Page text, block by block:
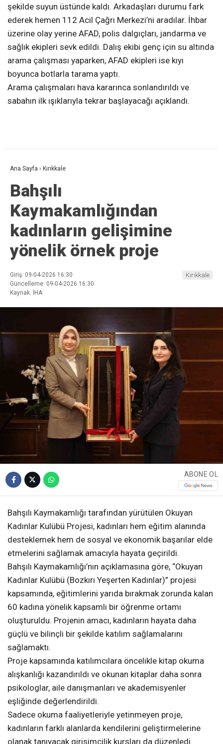
şekilde suyun üstünde kaldı. Arkadaşları durumu fark
ederek hemen 112 Acil Çağrı Merkezi’ni aradılar. İhbar
üzerine olay yerine AFAD, polis dalgıçları, jandarma ve
sağlık ekipleri sevk edildi. Dalış ekibi genç için su altında
arama çalışması yaparken, AFAD ekipleri ise kıyı
boyunca botlarla tarama yaptı.
Arama çalışmaları hava kararınca sonlandırıldı ve
sabahın ilk ışıklarıyla tekrar başlayacağı açıklandı.
Ana Sayfa › Kırıkkale
Bahşılı
Kaymakamlığından
kadınların gelişimine
yönelik örnek proje
Giriş: 09-04-2026 16:30
Güncelleme: 09-04-2026 16:30
Kaynak: İHA
Kırıkkale
ABONE OL
Bahşılı Kaymakamlığı tarafından yürütülen Okuyan
Kadınlar Kulübü Projesi, kadınları hem eğitim alanında
desteklemek hem de sosyal ve ekonomik başarılar elde
etmelerini sağlamak amacıyla hayata geçirildi.
Bahşılı Kaymakamlığı’nın açıklamasına göre, “Okuyan
Kadınlar Kulübü (Bozkırı Yeşerten Kadınlar)” projesi
kapsamında, eğitimlerini yarıda bırakmak zorunda kalan
60 kadına yönelik kapsamlı bir öğrenme ortamı
oluşturuldu. Projenin amacı, kadınların hayata daha
güçlü ve bilinçli bir şekilde katılım sağlamalarını
sağlamaktı.
Proje kapsamında katılımcılara öncelikle kitap okuma
alışkanlığı kazandırıldı ve okunan kitaplar daha sonra
psikologlar, aile danışmanları ve akademisyenler
eşliğinde değerlendirildi.
Sadece okuma faaliyetleriyle yetinmeyen proje,
kadınların farklı alanlarda kendilerini geliştirmelerine
olanak tanıyacak girişimcilik kursları da düzenledi.